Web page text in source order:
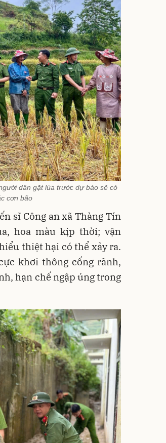
dân gặt lúa trước dự báo sẽ có
cơn bão
sĩ Công an xã Thàng Tín
hoa màu kịp thời; vận
thiệt hại có thể xảy ra.
khơi thông cống rãnh,
hạn chế ngập úng trong